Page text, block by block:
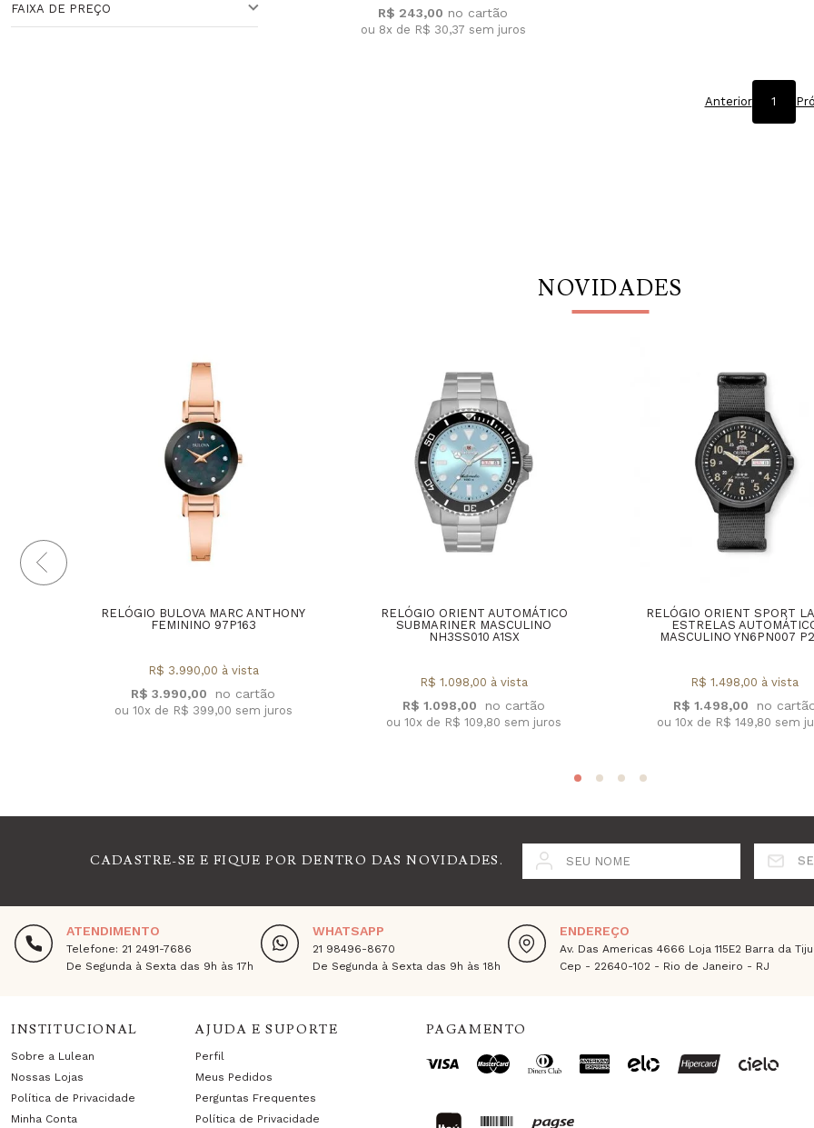
FAIXA DE PREÇO R$ 243,00
ou 8x de R$ 30,37 sem juros
Anterior 1
NOVIDADES
RELÓGIO BULOVA MARC ANTHONY
FEMININO 97P163
R$ 3.990,00
R$ 3.990,00 à vista
ou 10x de R$ 399,00 sem juros
RELÓGIO ORIENT AUTOMÁTICO
SUBMARINER MASCULINO
NH3SS010 A1SX
R$ 1.098,00
R$ 1.098,00 à vista
ou 10x de R$ 109,80 sem juros
RELÓGIO ORIENT SPORT
ESTRELAS
MASCULINO YN6PN007
R$ 1.498,00
R$ 1.498,00 à vista
ou 10x de R$ 149,80 sem
CADASTRE-SE E FIQUE POR DENTRO DAS NOVIDADES. SEU NOME
ATENDIMENTO
Telefone: 21 2491-7686
De Segunda à Sexta das 9h às 17h
WHATSAPP
21 98496-8670
De Segunda à Sexta das 9h às 18h
ENDEREÇO
Av. Das Americas 4666 Loja 115E2 Barra da
Cep - 22640-102 - Rio de Janeiro - RJ
INSTITUCIONAL
Sobre a Lulean
Nossas Lojas
Política de Privacidade
Minha Conta
AJUDA E SUPORTE
Perfil
Meus Pedidos
Perguntas Frequentes
Política de Privacidade
PAGAMENTO